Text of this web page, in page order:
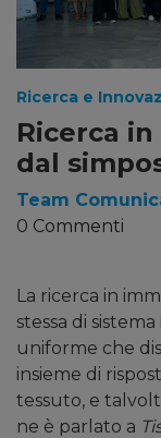
Ricerca e
Ricerca
dal
Team
0 Commenti
La ricerca in
stessa di
uniforme che
insieme di
tessuto, e
ne è parlato a